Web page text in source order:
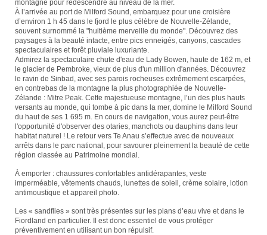
montagne pour redescendre au niveau de la mer.
À l’arrivée au port de Milford Sound, embarquez pour une croisière
d’environ 1 h 45 dans le fjord le plus célèbre de Nouvelle-Zélande,
souvent surnommé la "huitième merveille du monde". Découvrez des
paysages à la beauté intacte, entre pics enneigés, canyons, cascades
spectaculaires et forêt pluviale luxuriante.
Admirez la spectaculaire chute d'eau de Lady Bowen, haute de 162 m, et
le glacier de Pembroke, vieux de plus d'un million d'années. Découvrez
le ravin de Sinbad, avec ses parois rocheuses extrêmement escarpées,
en contrebas de la montagne la plus photographiée de Nouvelle-
Zélande : Mitre Peak. Cette majestueuse montagne, l’un des plus hauts
versants au monde, qui tombe à pic dans la mer, domine le Milford Sound
du haut de ses 1 695 m. En cours de navigation, vous aurez peut-être
l'opportunité d'observer des otaries, manchots ou dauphins dans leur
habitat naturel ! Le retour vers Te Anau s’effectue avec de nouveaux
arrêts dans le parc national, pour savourer pleinement la beauté de cette
région classée au Patrimoine mondial.
À emporter : chaussures confortables antidérapantes, veste
imperméable, vêtements chauds, lunettes de soleil, crème solaire, lotion
antimoustique et appareil photo.
Les « sandflies » sont très présentes sur les plans d’eau vive et dans le
Fiordland en particulier. Il est donc essentiel de vous protéger
préventivement en utilisant un bon répulsif.